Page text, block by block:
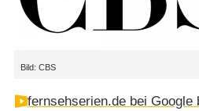
Bild: CBS
fernsehserien.de bei Google